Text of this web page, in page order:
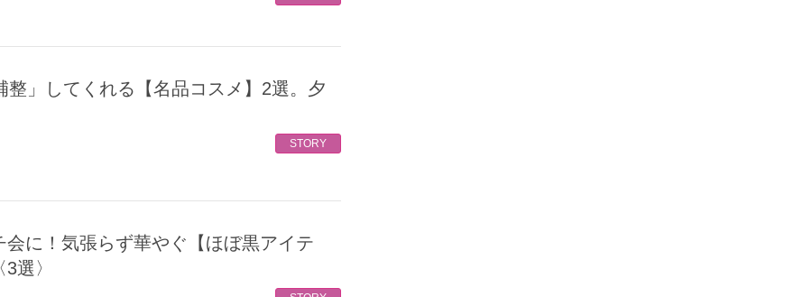
STORY
選〉